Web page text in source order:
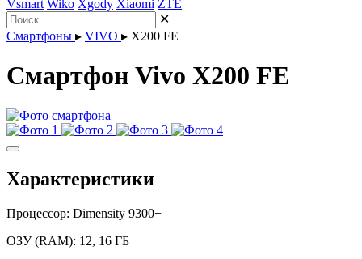
Vsmart Wiko Xgody Xiaomi ZTE
✕
Смартфоны ▸ VIVO ▸ X200 FE
Смартфон Vivo X200 FE
Характеристики
Процессор: Dimensity 9300+
ОЗУ (RAM): 12, 16 ГБ